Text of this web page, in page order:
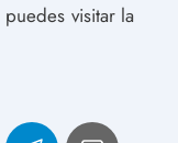
puedes visitar la